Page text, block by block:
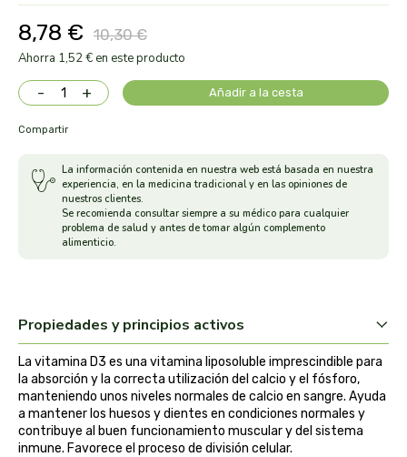
8,78 € 10,30 €
Ahorra 1,52 € en este producto
- + Añadir a la cesta
Compartir
La información contenida en nuestra web está basada en nuestra
experiencia, en la medicina tradicional y en las opiniones de
nuestros clientes.
Se recomienda consultar siempre a su médico para cualquier
problema de salud y antes de tomar algún complemento
alimenticio.
Propiedades y principios activos
La vitamina D3 es una vitamina liposoluble imprescindible para
la absorción y la correcta utilización del calcio y el fósforo,
manteniendo unos niveles normales de calcio en sangre. Ayuda
a mantener los huesos y dientes en condiciones normales y
contribuye al buen funcionamiento muscular y del sistema
inmune. Favorece el proceso de división celular.
armonia
arnidol
arrasate
artemis
arteoliva
banban
bauck hof